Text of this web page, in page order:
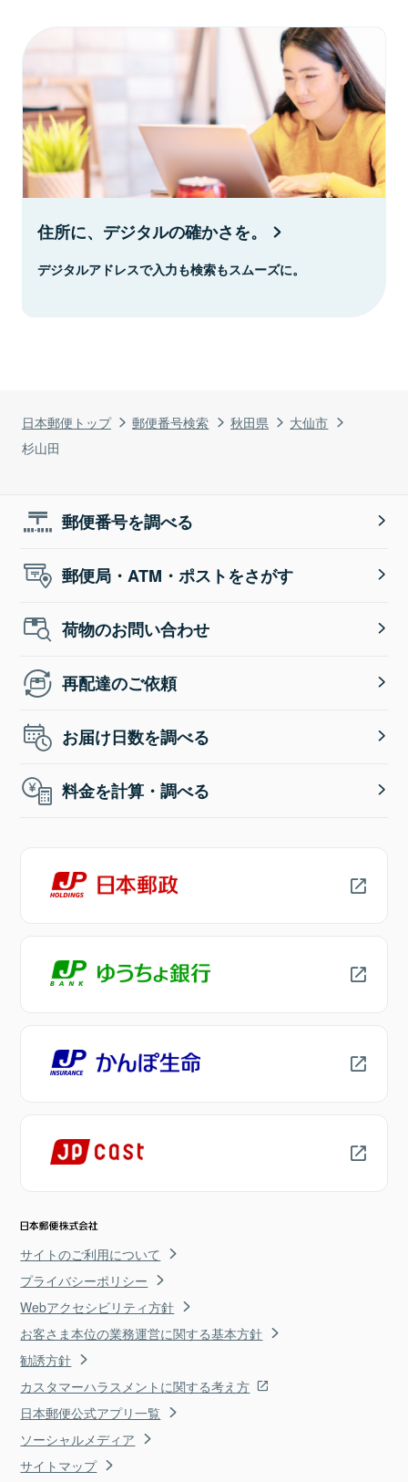
日本郵便トップ 郵便番号検索 秋田県
大仙市
杉山田
住所に、デジタルの確かさを。
デジタルアドレスで入力も検索もスムーズに。
郵便番号を調べる
郵便局・ATM・ポストをさがす
荷物のお問い合わせ
再配達のご依頼
お届け日数を調べる
料金を計算・調べる
サイトのご利用について
プライバシーポリシー
Webアクセシビリティ方針
お客さま本位の業務運営に関する基本方針
勧誘方針
カスタマーハラスメントに関する考え方
日本郵便公式アプリ一覧
ソーシャルメディア
サイトマップ